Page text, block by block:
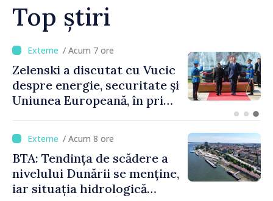
Top știri
/ Acum 3 ore
Bulgaria: Ambasadoarea
Ucrainei, convocată la
Ministerul de Externe în
/ Acum 8 ore
BTA: Tendința de scădere a
nivelului Dunării se menține,
iar situația hidrologică